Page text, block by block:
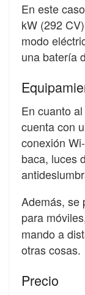
En este
kW (292
modo
una batería
En cuanto
cuenta con
conexión
baca, luces
Además, se
para
mando a
otras cosas.
Precio